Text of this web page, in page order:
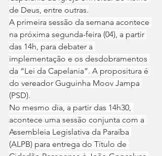
de Deus, entre outras.
A primeira sessão da semana acontece
na próxima segunda-feira (04), a partir
das 14h, para debater a
implementação e os desdobramentos
da “Lei da Capelania”. A propositura é
do vereador Guguinha Moov Jampa
(PSD).
No mesmo dia, a partir das 14h30,
acontece uma sessão conjunta com a
Assembleia Legislativa da Paraíba
(ALPB) para entrega do Título de